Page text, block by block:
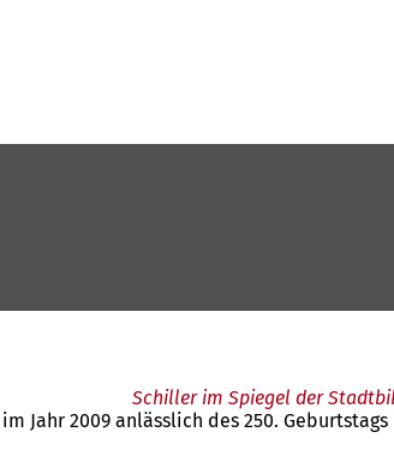
Schiller im Spiegel der
Jahr 2009 anlässlich des 250.